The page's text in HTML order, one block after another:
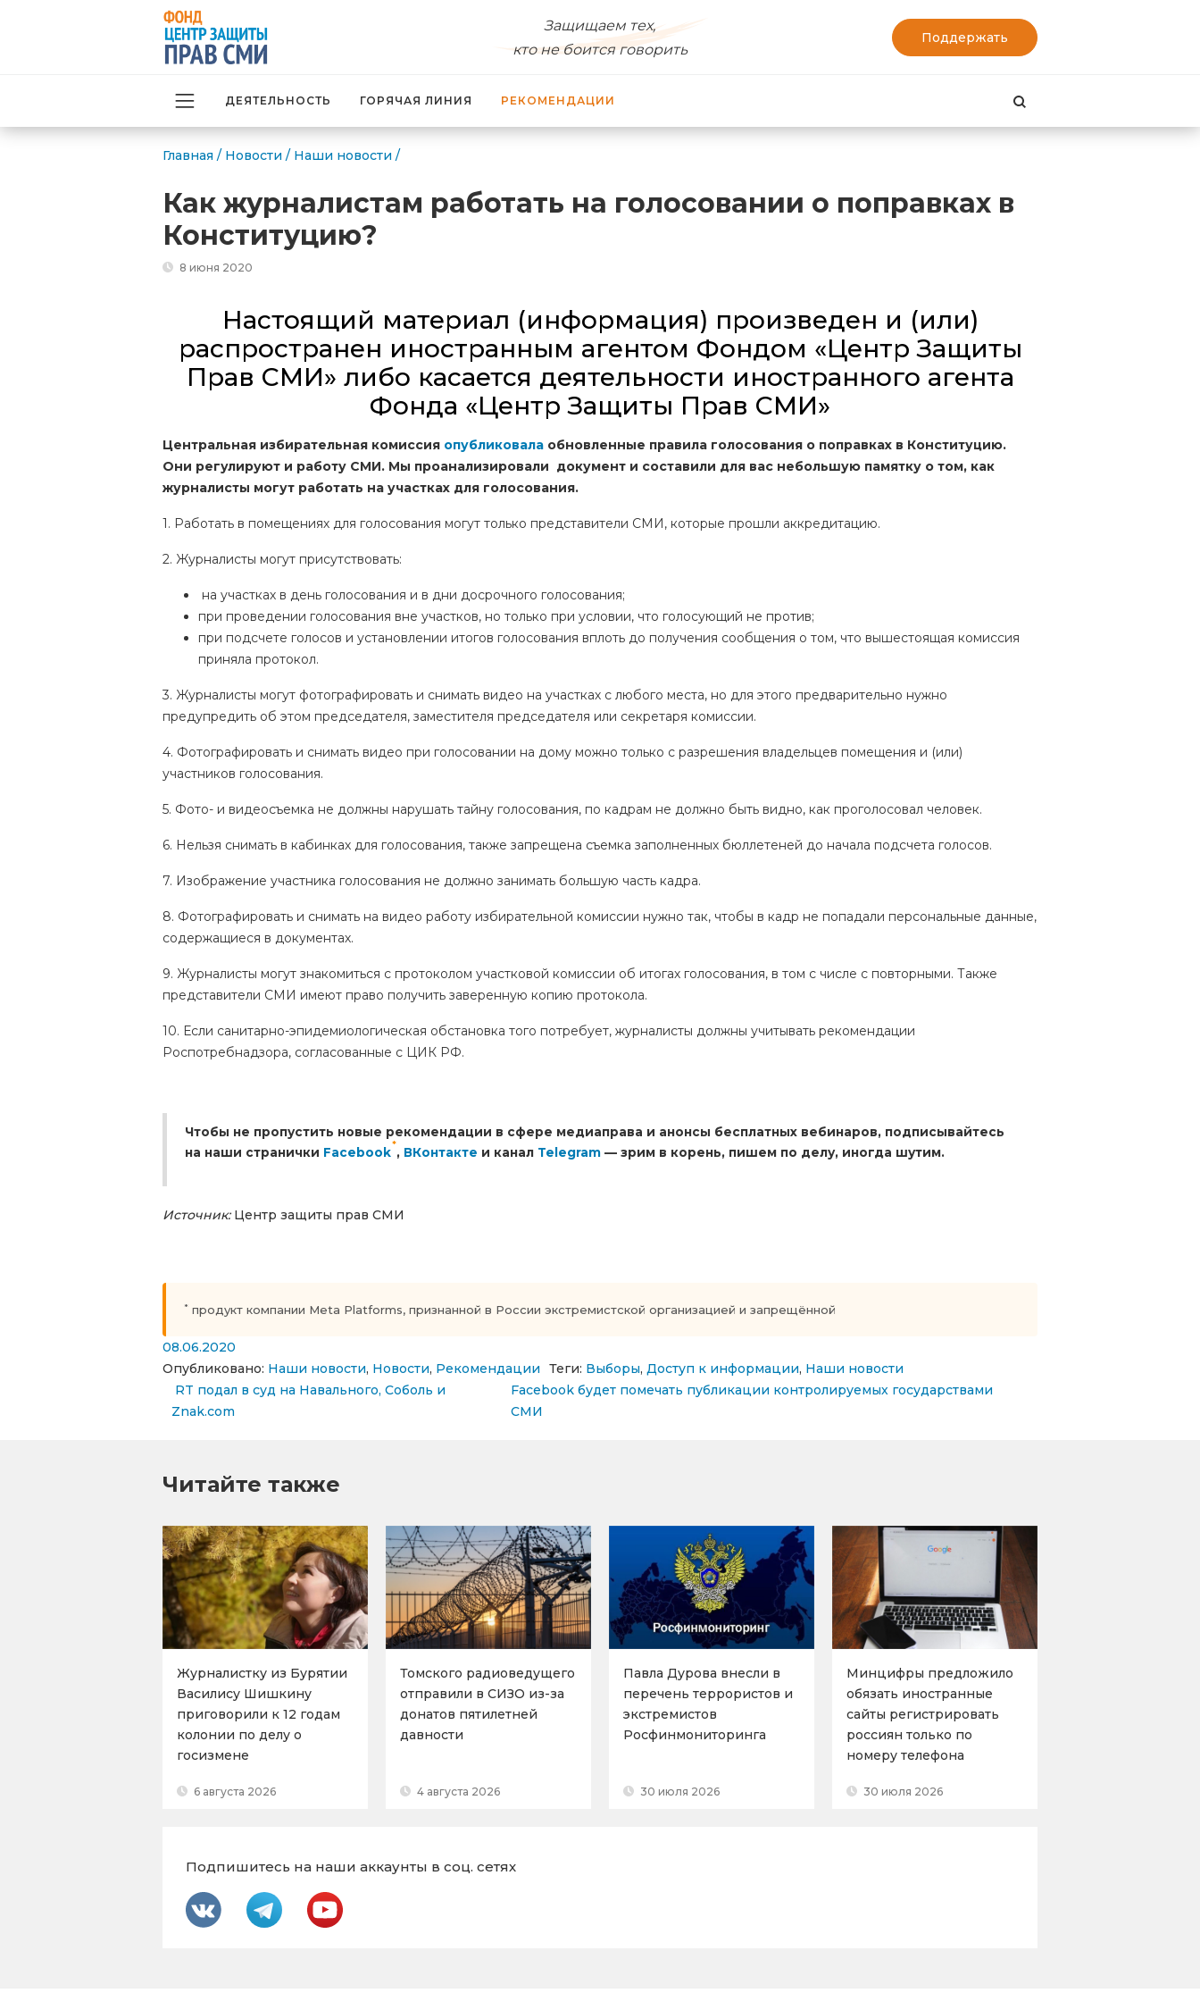
Защищаем тех,
кто не боится говорить
Поддержать
ДЕЯТЕЛЬНОСТЬ ГОРЯЧАЯ ЛИНИЯ РЕКОМЕНДАЦИИ Найти
Главная / Новости / Наши новости /
Как журналистам работать на голосовании о поправках в
Конституцию?
8 июня 2020
Настоящий материал (информация) произведен и (или)
распространен иностранным агентом Фондом «Центр Защиты
Прав СМИ» либо касается деятельности иностранного агента
Фонда «Центр Защиты Прав СМИ»
Центральная избирательная комиссия опубликовала обновленные правила голосования о поправках в Конституцию.
Они регулируют и работу СМИ. Мы проанализировали документ и составили для вас небольшую памятку о том, как
журналисты могут работать на участках для голосования.
1. Работать в помещениях для голосования могут только представители СМИ, которые прошли аккредитацию.
2. Журналисты могут присутствовать:
на участках в день голосования и в дни досрочного голосования;
при проведении голосования вне участков, но только при условии, что голосующий не против;
при подсчете голосов и установлении итогов голосования вплоть до получения сообщения о том, что вышестоящая комиссия
приняла протокол.
3. Журналисты могут фотографировать и снимать видео на участках с любого места, но для этого предварительно нужно
предупредить об этом председателя, заместителя председателя или секретаря комиссии.
4. Фотографировать и снимать видео при голосовании на дому можно только с разрешения владельцев помещения и (или)
участников голосования.
5. Фото- и видеосъемка не должны нарушать тайну голосования, по кадрам не должно быть видно, как проголосовал человек.
6. Нельзя снимать в кабинках для голосования, также запрещена съемка заполненных бюллетеней до начала подсчета голосов.
7. Изображение участника голосования не должно занимать большую часть кадра.
8. Фотографировать и снимать на видео работу избирательной комиссии нужно так, чтобы в кадр не попадали персональные данные,
содержащиеся в документах.
9. Журналисты могут знакомиться с протоколом участковой комиссии об итогах голосования, в том с числе с повторными. Также
представители СМИ имеют право получить заверенную копию протокола.
10. Если санитарно-эпидемиологическая обстановка того потребует, журналисты должны учитывать рекомендации
Роспотребнадзора, согласованные с ЦИК РФ.
Чтобы не пропустить новые рекомендации в сфере медиаправа и анонсы бесплатных вебинаров, подписывайтесь
на наши странички Facebook
*
, ВКонтакте и канал Telegram — зрим в корень, пишем по делу, иногда шутим.
Источник:Центр защиты прав СМИ
* продукт компании Meta Platforms, признанной в России экстремистской организацией и запрещённой
08.06.2020
Опубликовано: Наши новости, Новости, Рекомендации Теги: Выборы, Доступ к информации, Наши новости
Навигация по записям
RT подал в суд на Навального, Соболь и
Znak.com
Facebook будет помечать публикации контролируемых государствами
СМИ
Читайте также
Журналистку из Бурятии
Василису Шишкину
приговорили к 12 годам
колонии по делу о
госизмене
6 августа 2026
Томского радиоведущего
отправили в СИЗО из-за
донатов пятилетней
давности
4 августа 2026
Павла Дурова внесли в
перечень террористов и
экстремистов
Росфинмониторинга
30 июля 2026
Минцифры предложило
обязать иностранные
сайты регистрировать
россиян только по
номеру телефона
30 июля 2026
Подпишитесь на наши аккаунты в соц. сетях